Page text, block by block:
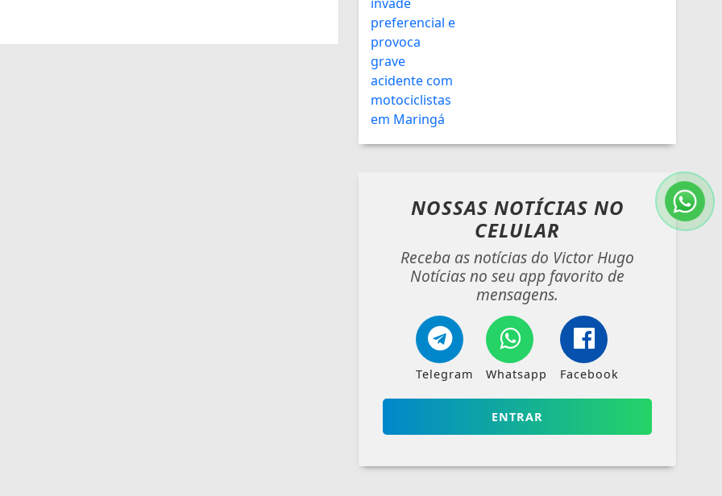
NOSSAS NOTÍCIAS NO
CELULAR
Receba as notícias do Victor Hugo
Notícias no seu app favorito de
mensagens.
Telegram Whatsapp Facebook
ENTRAR